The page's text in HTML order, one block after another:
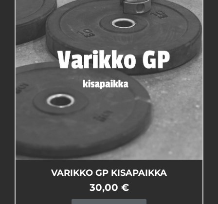
VARIKKO GP KISAPAIKKA
30,00 €